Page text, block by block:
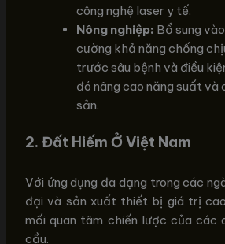
công nghệ laser y tế.
Nông nghiệp: Bổ sung
cường khả năng chống
trước sâu bệnh và điều
đó nâng cao năng suất và
sản.
2. Đất Hiếm Ở Việt Nam
Với ứng dụng đa dạng trong các
đại và sản xuất thiết bị giá trị
mối quan tâm chiến lược của các
cầu.